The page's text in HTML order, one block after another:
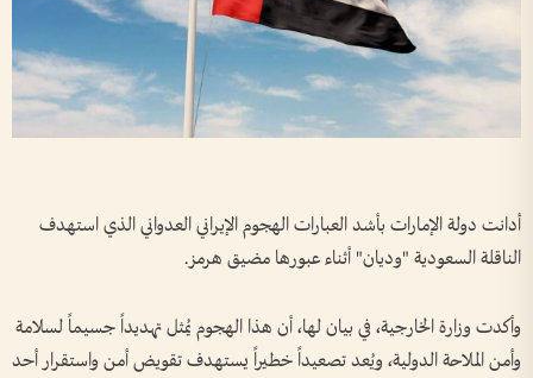
أدانت دولة الإمارات بأشد العبارات الهجوم الإيراني العدواني الذي استهدف
الناقلة السعودية "وديان" أثناء عبورها مضيق هرمز.
وأكدت وزارة الخارجية، في بيان لها، أن هذا الهجوم يُمثل تهديداً جسيماً لسلامة
وأمن الملاحة الدولية، ويُعد تصعيداً خطيراً يستهدف تقويض أمن واستقرار أحد